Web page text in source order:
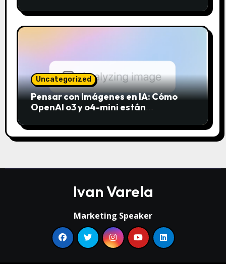
Uncategorized
Pensar con Imágenes en IA: Cómo
OpenAI o3 y o4-mini están
Ivan Varela
Marketing Speaker